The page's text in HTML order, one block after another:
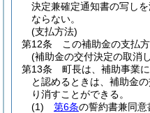
決定兼確定通知書の写し
ならない。
(支払方法)
第12条
この補助金の支払
(補助金の交付決定の取消
第13条
町長は、補助事業
と認めるときは、補助金
り消すことができる。
(1)
第6条の誓約書兼同意